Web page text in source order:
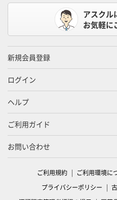
アスクル
お気軽に
新規会員登録
ログイン
ヘルプ
ご利用ガイド
お問い合わせ
ご利用規約 ご利用環境に
プライバシーポリシー